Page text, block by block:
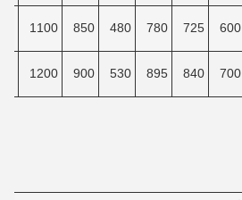
600
725
780
480
850
1100
700
840
895
530
900
1200